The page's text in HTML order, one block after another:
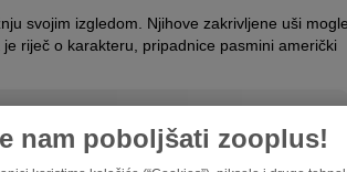
svojim izgledom Njihove zakrivljene uši mogle
riječ o karakteru, pripadnice pasmini američki
nam poboljšati zooplus!